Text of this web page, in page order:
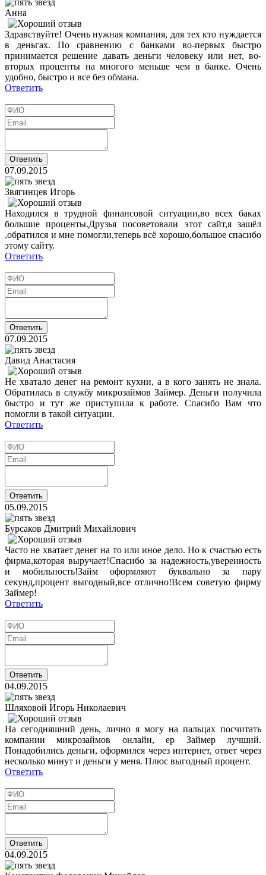
Анна
Здравствуйте! Очень нужная компания, для тех кто нуждается
в деньгах. По сравнению с банками во-первых быстро
принимается решение давать деньги человеку или нет, во-
вторых проценты на многого меньше чем в банке. Очень
удобно, быстро и все без обмана.
Ответить
07.09.2015
Звягинцев Игорь
Находился в трудной финансовой ситуации,во всех баках
большие проценты.Друзья посоветовали этот сайт,я зашёл
,обратился и мне помогли,теперь всё хорошо,большое спасибо
этому сайту.
Ответить
07.09.2015
Давид Анастасия
Не хватало денег на ремонт кухни, а в кого занять не знала.
Обратилась в службу микрозаймов Займер. Деньги получила
быстро и тут же приступила к работе. Спасибо Вам что
помогли в такой ситуации.
Ответить
05.09.2015
Бурсаков Дмитрий Михайлович
Часто не хватает денег на то или иное дело. Но к счастью есть
фирма,которая выручает!Спасибо за надежность,уверенность
и мобильность!Займ оформляют буквально за пару
секунд,процент выгодный,все отлично!Всем советую фирму
Займер!
Ответить
04.09.2015
Шляховой Игорь Николаевич
На сегодняшний день, лично я могу на пальцах посчитать
компании микрозаймов онлайн, ер Займер лучший.
Понадобились деньги, оформился через интернет, ответ через
несколько минут и деньги у меня. Плюс выгодный процент.
Ответить
04.09.2015